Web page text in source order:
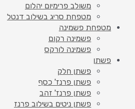
משולב פרימיום יהלום
מטפחת סריג בשילוב דנטל
מטפחת פשמינה
פשמינה רקום
פשמינה לורקס
פשתן
פשתן חלק
פשתן פרנז' כסף
פשתן פרנז' זהב
פשתן ניטים בשילוב פרנז